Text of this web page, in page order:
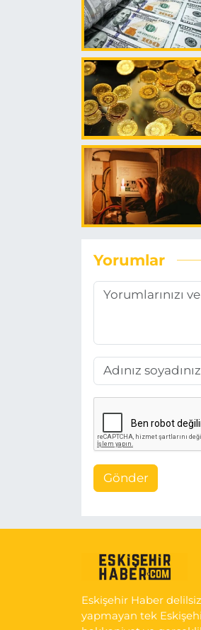
Yorumlar
Gönder
Eskişehir Haber
yapmayan tek